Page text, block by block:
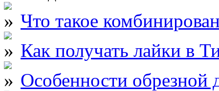
Что такое
Как получать лайки в
Особенности обрезной